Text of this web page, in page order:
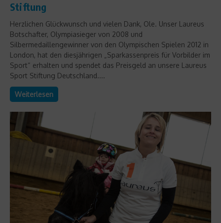
Stiftung
Herzlichen Glückwunsch und vielen Dank, Ole. Unser Laureus
Botschafter, Olympiasieger von 2008 und
Silbermedaillengewinner von den Olympischen Spielen 2012 in
London, hat den diesjährigen „Sparkassenpreis für Vorbilder im
Sport“ erhalten und spendet das Preisgeld an unsere Laureus
Sport Stiftung Deutschland....
Weiterlesen